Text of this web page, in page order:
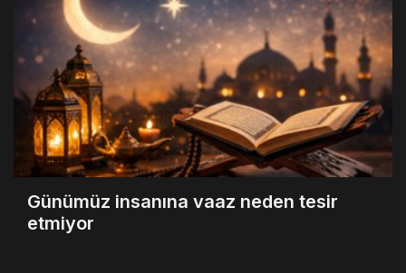
Günümüz insanına vaaz neden tesir
etmiyor